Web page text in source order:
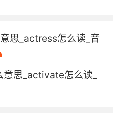
nonviolent.
施过暴
a political activist.
思_actress怎么读_音
思_activate怎么读_